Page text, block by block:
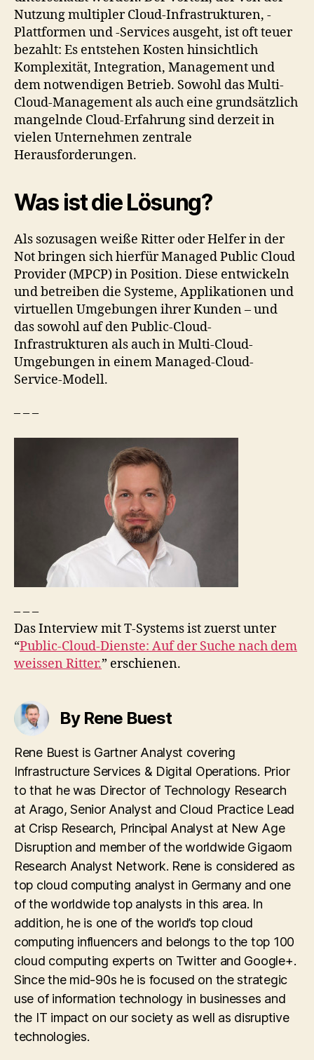
Nutzung multipler Cloud-Infrastrukturen, -
Plattformen und -Services ausgeht, ist oft teuer
bezahlt: Es entstehen Kosten hinsichtlich
Komplexität, Integration, Management und
dem notwendigen Betrieb. Sowohl das Multi-
Cloud-Management als auch eine grundsätzlich
mangelnde Cloud-Erfahrung sind derzeit in
vielen Unternehmen zentrale
Herausforderungen.
Was ist die Lösung?
Als sozusagen weiße Ritter oder Helfer in der
Not bringen sich hierfür Managed Public Cloud
Provider (MPCP) in Position. Diese entwickeln
und betreiben die Systeme, Applikationen und
virtuellen Umgebungen ihrer Kunden – und
das sowohl auf den Public-Cloud-
Infrastrukturen als auch in Multi-Cloud-
Umgebungen in einem Managed-Cloud-
Service-Modell.
– – –
– – –
Das Interview mit T-Systems ist zuerst unter
“Public-Cloud-Dienste: Auf der Suche nach dem
weissen Ritter.” erschienen.
By Rene Buest
Rene Buest is Gartner Analyst covering
Infrastructure Services & Digital Operations. Prior
to that he was Director of Technology Research
at Arago, Senior Analyst and Cloud Practice Lead
at Crisp Research, Principal Analyst at New Age
Disruption and member of the worldwide Gigaom
Research Analyst Network. Rene is considered as
top cloud computing analyst in Germany and one
of the worldwide top analysts in this area. In
addition, he is one of the world’s top cloud
computing influencers and belongs to the top 100
cloud computing experts on Twitter and Google+.
Since the mid-90s he is focused on the strategic
use of information technology in businesses and
the IT impact on our society as well as disruptive
technologies.